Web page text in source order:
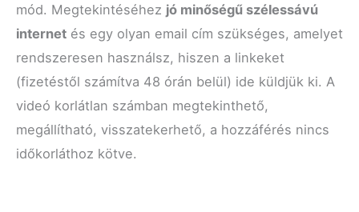
mód. Megtekintéséhez jó minőségű szélessávú
internet és egy olyan email cím szükséges, amelyet
rendszeresen használsz, hiszen a linkeket
(fizetéstől számítva 48 órán belül) ide küldjük ki. A
videó korlátlan számban megtekinthető,
megállítható, visszatekerhető, a hozzáférés nincs
időkorláthoz kötve.